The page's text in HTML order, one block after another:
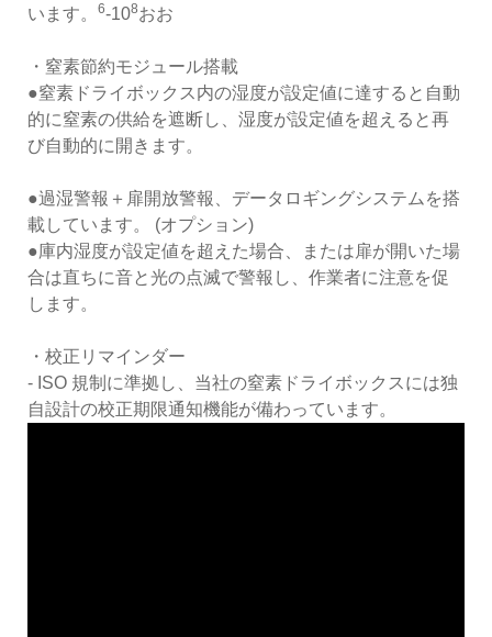
います。 6-108おお
・窒素節約モジュール搭載
●窒素ドライボックス内の湿度が設定値に達すると自動
的に窒素の供給を遮断し、湿度が設定値を超えると再
び自動的に開きます。
●過湿警報＋扉開放警報、データロギングシステムを搭
載しています。 (オプション)
●庫内湿度が設定値を超えた場合、または扉が開いた場
合は直ちに音と光の点滅で警報し、作業者に注意を促
します。
・校正リマインダー
- ISO 規制に準拠し、当社の窒素ドライボックスには独
自設計の校正期限通知機能が備わっています。